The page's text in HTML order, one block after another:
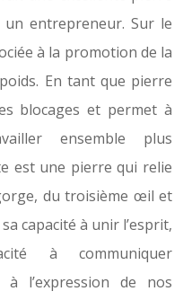
entrepreneur. Sur le
à la promotion de la
En tant que pierre
blocages et permet à
ensemble plus
est une pierre qui relie
du troisième œil et
capacité à unir l’esprit,
à communiquer
à l’expression de nos